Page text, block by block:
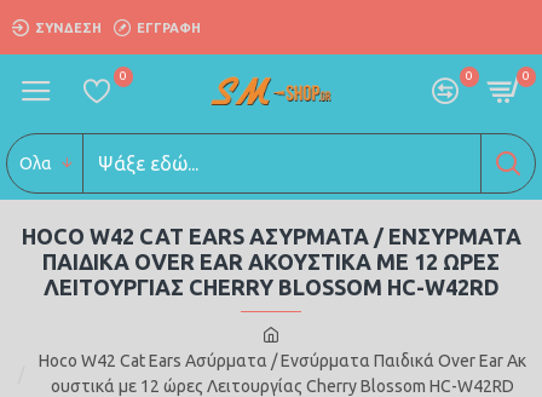
ΣΎΝΔΕΣΗ ΕΓΓΡΑΦΗ
0 0 0
Ολα
Hoco W42 Cat Ears Ασύρματα / Ενσύρματα Παιδικά Over Ear Ακ
ουστικά με 12 ώρες Λειτουργίας Cherry Blossom HC-W42RD
HOCO W42 CAT EARS ΑΣΎΡΜΑΤΑ / ΕΝΣΎΡΜΑΤΑ
ΠΑΙΔΙΚΆ OVER EAR ΑΚΟΥΣΤΙΚΆ ΜΕ 12 ΏΡΕΣ
ΛΕΙΤΟΥΡΓΊΑΣ CHERRY BLOSSOM HC-W42RD